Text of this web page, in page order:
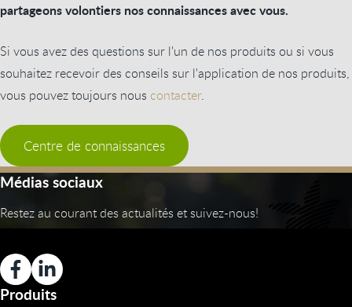
partageons volontiers nos connaissances avec vous.
Si vous avez des questions sur l'un de nos produits ou si vous
souhaitez recevoir des conseils sur l'application de nos produits,
vous pouvez toujours nous contacter.
Centre de connaissances
Médias sociaux
Restez au courant des actualités et suivez-nous!
Produits